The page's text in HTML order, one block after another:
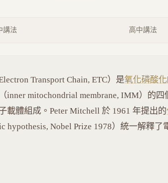
講法 高中講法
Transport Chain, ETC）是氧化磷酸化
inner mitochondrial membrane, IMM）的
載體組成。Peter Mitchell 於 1961 年提出的
hypothesis, Nobel Prize 1978）統一解釋